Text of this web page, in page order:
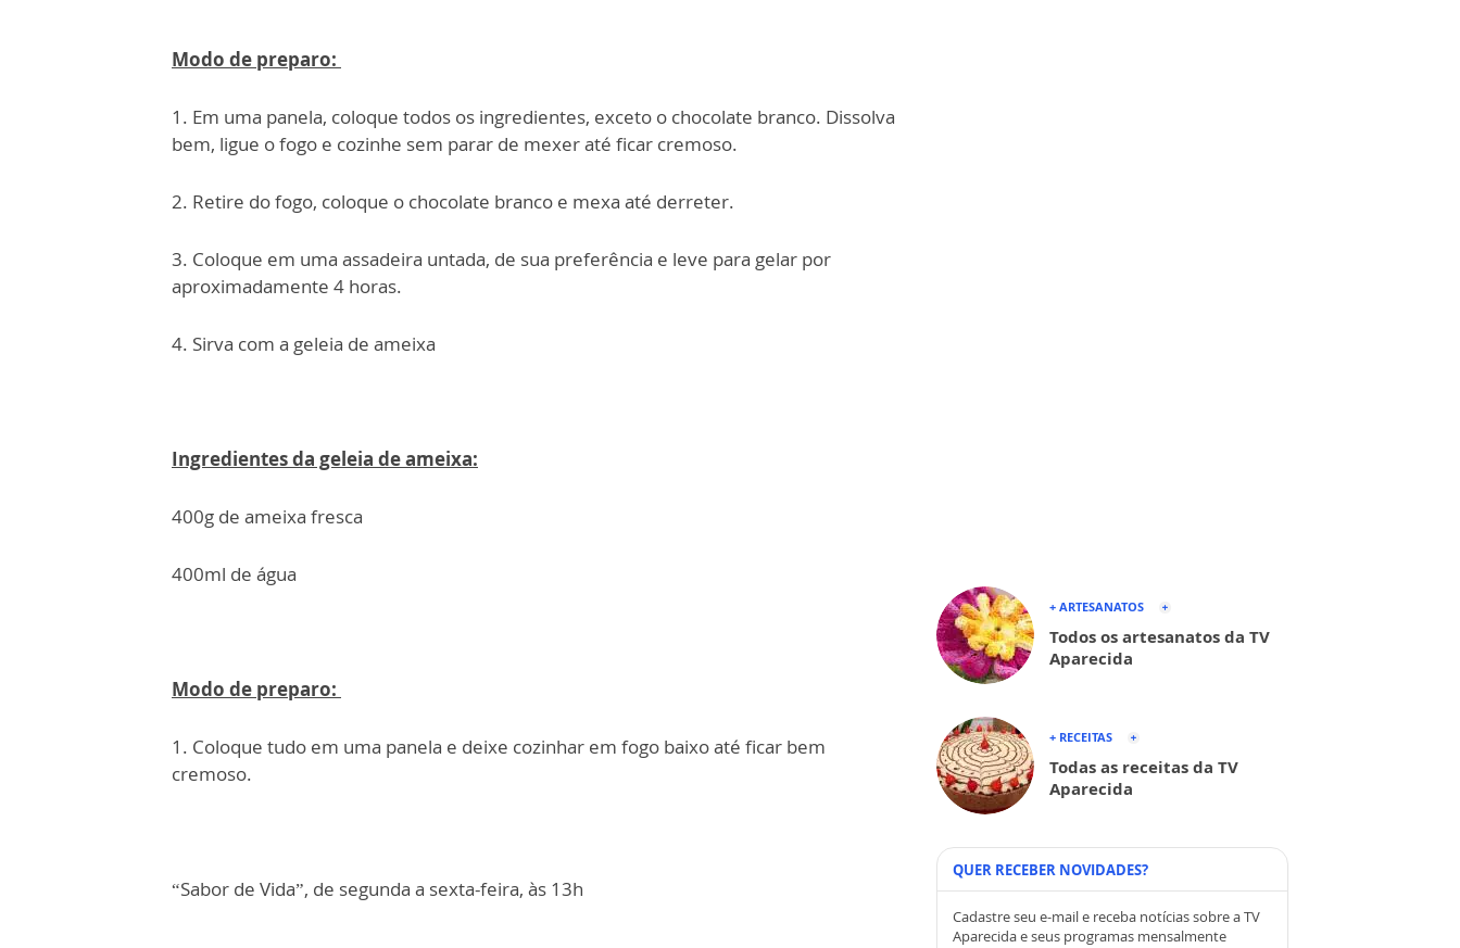
Modo de preparo:
1. Em uma panela, coloque todos os ingredientes, exceto o chocolate branco. Dissolva
bem, ligue o fogo e cozinhe sem parar de mexer até ficar cremoso.
2. Retire do fogo, coloque o chocolate branco e mexa até derreter.
3. Coloque em uma assadeira untada, de sua preferência e leve para gelar por
aproximadamente 4 horas.
4. Sirva com a geleia de ameixa
Ingredientes da geleia de ameixa:
400g de ameixa fresca
400ml de água
Modo de preparo:
1. Coloque tudo em uma panela e deixe cozinhar em fogo baixo até ficar bem
cremoso.
“Sabor de Vida”, de segunda a sexta-feira, às 13h
+ ARTESANATOS
Todos os artesanatos da TV
Aparecida
+ RECEITAS
Todas as receitas da TV
Aparecida
QUER RECEBER NOVIDADES?
Cadastre seu e-mail e receba notícias sobre a TV
Aparecida e seus programas mensalmente